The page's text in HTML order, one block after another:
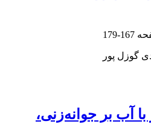
167-179
گوزل پور
با آب بر جوانه‌زنی،